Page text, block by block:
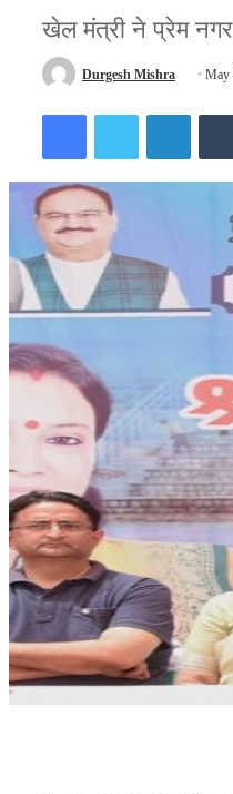
खेल मंत्री ने प्रेम नगर
Durgesh Mishra
Send May
FacebookTwitter